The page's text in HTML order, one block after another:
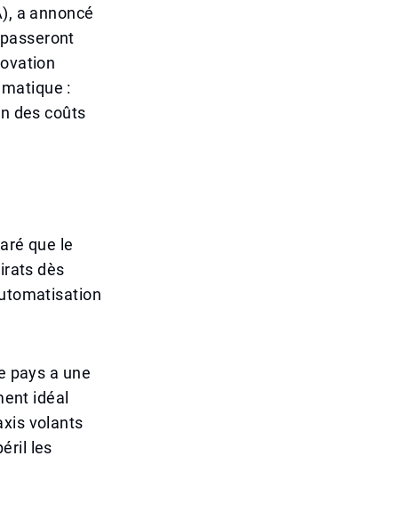
a annoncé
:
des coûts
que le
dès
pays a une
idéal
volants
les